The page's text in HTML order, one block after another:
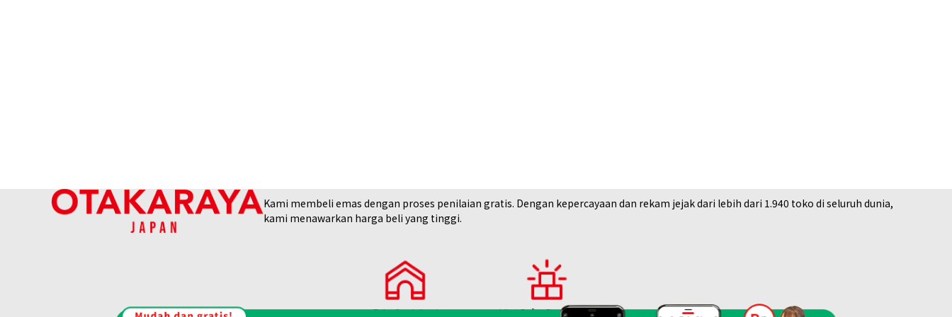
Rp 22.985.752
2,5g
Referensi Harga Buyback
Rp 4.320.630
Kami membeli emas dengan proses penilaian gratis. Dengan kepercayaan dan rekam jejak dari lebih dari 1.940 toko di seluruh dunia,
kami menawarkan harga beli yang tinggi.
Toko Spesialisasi
Lihat Daftar Barang yang